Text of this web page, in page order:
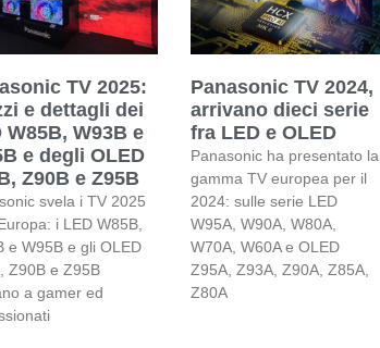
TV 2025:
e dettagli dei
W85B, W93B e
e degli OLED
Z90B e Z95B
svela i TV 2025
i LED W85B,
e W95B e gli OLED
Z90B e Z95B
a gamer ed
Panasonic TV 2024,
arrivano dieci serie
fra LED e OLED
Panasonic ha presentato la
gamma TV europea per il
2024: sulle serie LED
W95A, W90A, W80A,
W70A, W60A e OLED
Z95A, Z93A, Z90A, Z85A,
Z80A